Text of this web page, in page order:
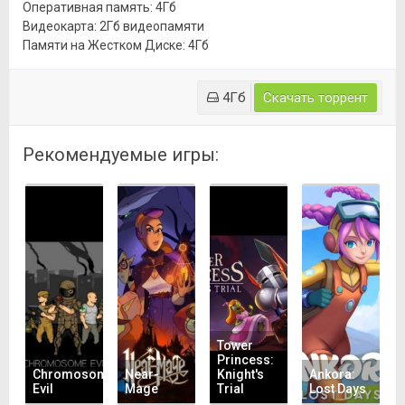
Оперативная память: 4Гб
Видеокарта: 2Гб видеопамяти
Памяти на Жестком Диске: 4Гб
4Гб Скачать торрент
Рекомендуемые игры:
Chromosome
Evil
Near-
Mage
Tower
Princess:
Knight's
Trial
Ankora:
Lost Days